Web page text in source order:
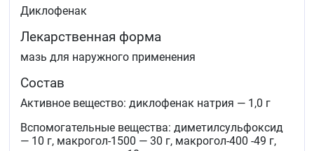
Диклофенак
Лекарственная форма
мазь для наружного применения
Состав
Активное вещество: диклофенак натрия — 1,0 г
Вспомогательные вещества: диметилсульфоксид
— 10 г, макрогол-1500 — 30 г, макрогол-400 -49 г,